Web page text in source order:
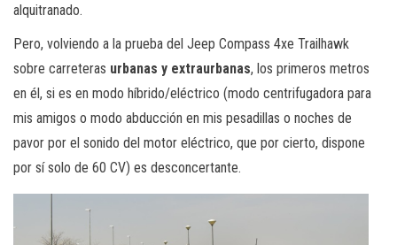
alquitranado.
Pero, volviendo a la prueba del Jeep Compass 4xe Trailhawk
sobre carreteras urbanas y extraurbanas, los primeros metros
en él, si es en modo híbrido/eléctrico (modo centrifugadora para
mis amigos o modo abducción en mis pesadillas o noches de
pavor por el sonido del motor eléctrico, que por cierto, dispone
por sí solo de 60 CV) es desconcertante.